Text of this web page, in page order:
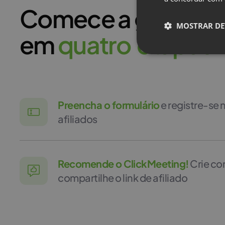
Comece a ganhar
emquatro e
Preencha o formulárioe registre-se
afiliados
Recomende o ClickMeeting! Crie
compartilhe o link de afiliado
MOSTRAR